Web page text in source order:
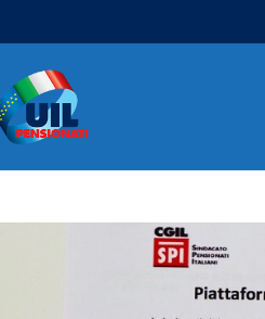
principale